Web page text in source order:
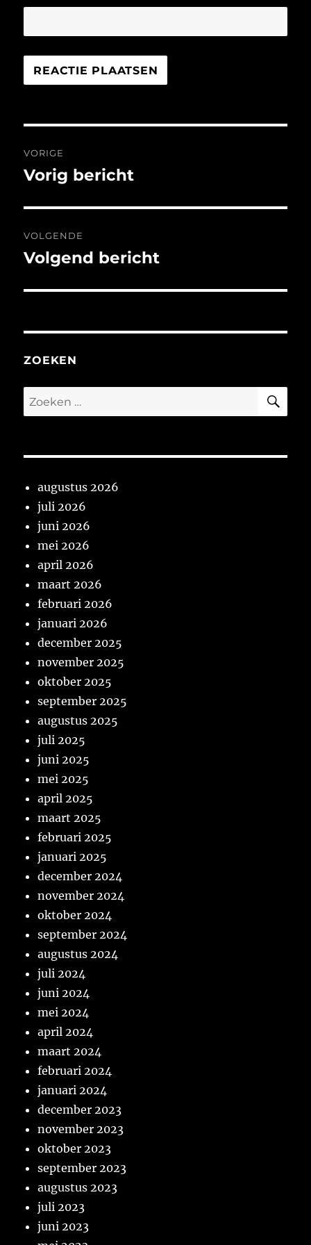
navigatie
VORIGE
Vorig
Vorig bericht
VOLGENDE
Volgend
Volgend bericht
ZOEKEN
Zoeken
naar:
augustus 2026
juli 2026
juni 2026
mei 2026
april 2026
maart 2026
februari 2026
januari 2026
december 2025
november 2025
oktober 2025
september 2025
augustus 2025
juli 2025
juni 2025
mei 2025
april 2025
maart 2025
februari 2025
januari 2025
december 2024
november 2024
oktober 2024
september 2024
augustus 2024
juli 2024
juni 2024
mei 2024
april 2024
maart 2024
februari 2024
januari 2024
december 2023
november 2023
oktober 2023
september 2023
augustus 2023
juli 2023
juni 2023